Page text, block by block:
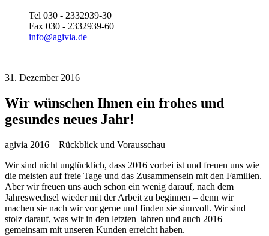
Tel 030 - 2332939-30
Fax 030 - 2332939-60
info@agivia.de
31. Dezember 2016
Wir wünschen Ihnen ein frohes und
gesundes neues Jahr!
agivia 2016 – Rückblick und Vorausschau
Wir sind nicht unglücklich, dass 2016 vorbei ist und freuen uns wie
die meisten auf freie Tage und das Zusammensein mit den Familien.
Aber wir freuen uns auch schon ein wenig darauf, nach dem
Jahreswechsel wieder mit der Arbeit zu beginnen – denn wir
machen sie nach wir vor gerne und finden sie sinnvoll. Wir sind
stolz darauf, was wir in den letzten Jahren und auch 2016
gemeinsam mit unseren Kunden erreicht haben.